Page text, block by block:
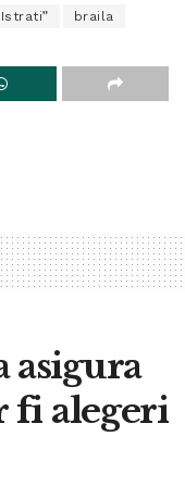
braila
asigura
fi alegeri